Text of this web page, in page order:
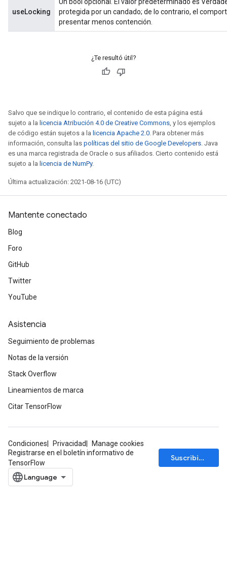
useLocking
protegida por un candado; de lo contrario, el
presentar menos contención.
¿Te resultó útil?
Salvo que se indique lo contrario, el contenido de esta página está
sujeto a la licencia Atribución 4.0 de Creative Commons, y los ejemplos
de código están sujetos a la licencia Apache 2.0. Para obtener más
información, consulta las políticas del sitio de Google Developers. Java
es una marca registrada de Oracle o sus afiliados. Cierto contenido está
sujeto a la licencia de NumPy.
Última actualización: 2021-08-16 (UTC)
Mantente conectado
Blog
Foro
GitHub
Twitter
YouTube
Asistencia
Seguimiento de problemas
Notas de la versión
Stack Overflow
Lineamientos de marca
Citar TensorFlow
Condiciones Privacidad
Manage cookies
Registrarse en el boletín informativo de
TensorFlow
Suscribirse